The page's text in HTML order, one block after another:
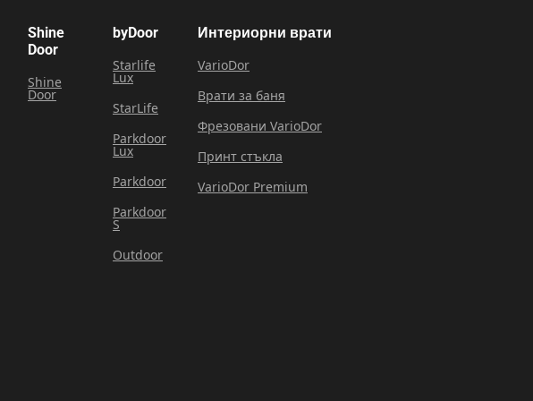
Shine
Door
Shine
Door
byDoor
Starlife
Lux
StarLife
Parkdoor
Lux
Parkdoor
Parkdoor
S
Outdoor
Интериорни врати
VarioDor
Врати за баня
Фрезовани VarioDor
Принт стъкла
VarioDor Premium